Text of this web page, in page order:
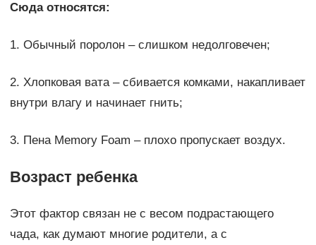
Сюда относятся:
1. Обычный поролон – слишком недолговечен;
2. Хлопковая вата – сбивается комками, накапливает
внутри влагу и начинает гнить;
3. Пена Memory Foam – плохо пропускает воздух.
Возраст ребенка
Этот фактор связан не с весом подрастающего
чада, как думают многие родители, а с